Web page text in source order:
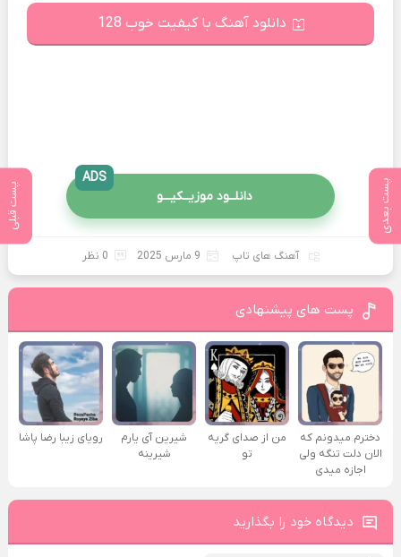
پست بعدی پست قبلی
دانلود آهنگ با کیفیت خوب 128
دانلــود موزیــکیـــو
ADS
آهنگ های تاپ 9 مارس 2025 0 نظر
پست های پیشنهادی
دخترم میدونم که
الان دلت تنگه ولی
اجازه میدی
من از صدای گريه
تو
شیرین آی یارم
شیرینه
رویای زیبا رضا پاشا
دیدگاه خود را بگذارید